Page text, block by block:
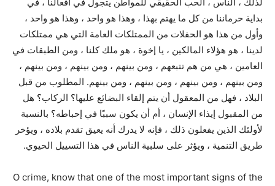
بداية حرماننا من كل ما يهتم بهذا ، وهذا هو واحد ، وهذا هو واحد ،
وأول من هذا هو الحفلات من الممتلكات العامة التي هي ممتلكات
لدينا ، هو هؤلاء المالكين ، يا إخوة ، هو ملك كلنا ، ومن الطبقات في
العامين ، هي من هم تتبعهم ، ومن بينهم ، ومن بينهم ، ومن بينهم ،
ومن بينهم ، ومن بينهم ، ومن بينهم ، ومن بينهم. المطلوب من قبل
البلاد ، فهل من المعقول أن يتم إلقاء البضائع عليها؟ الركاب؟ هل
من المقبول إيذاء الإنسان ، أم أن يكون سببًا في إحباطه؟ بالنسبة
لأولئك الذين يفعلون ذلك ، فإنه لا يدرك أنه يعيق تقدم بلاده ، ويؤخر
طريق التنمية ، ويؤثر على سلبية الناس في هذا التسييل الحيوي.
O crime, know that one of the most important signs of the